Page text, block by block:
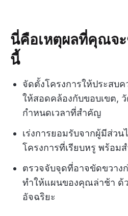
นี่คือเหตุผลที่คุณจ
นี้
จัดตั้งโครงการให้ประสบ
ให้สอดคล้องกับขอบเขต,
กำหนดเวลาที่สำคัญ
เร่งการยอมรับจากผู้มีส่ว
โครงการที่เรียบหรู พร้อม
ตรวจจับจุดที่อาจขัดขวาง
ทำให้แผนของคุณล่าช้า ด้
อัจฉริยะ